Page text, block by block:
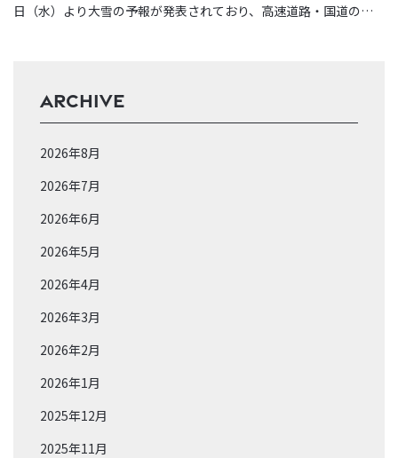
日（水）より大雪の予報が発表されており、高速道路・国道の通
ARCHIVE
2026年8月
2026年7月
2026年6月
2026年5月
2026年4月
2026年3月
2026年2月
2026年1月
2025年12月
2025年11月